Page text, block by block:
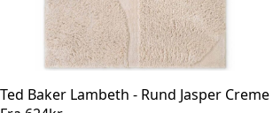
Ted Baker Lambeth - Rund Jasper Creme